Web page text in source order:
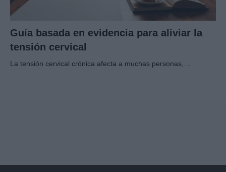
Guía basada en evidencia para aliviar la
tensión cervical
La tensión cervical crónica afecta a muchas personas,…